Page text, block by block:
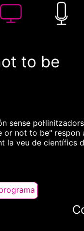
00:00 to be
sense
or not to be" respon
la veu de científics